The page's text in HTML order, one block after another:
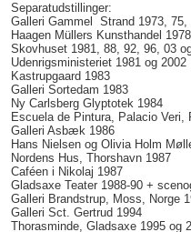
Separatudstillinger:
Galleri Gammel Strand 1973, 75,
Haagen Müllers Kunsthandel
Skovhuset 1981, 88, 92, 96, 03
Udenrigsministeriet 1981 og 2002
Kastrupgaard 1983
Galleri Sortedam 1983
Ny Carlsberg Glyptotek 1984
Escuela de Pintura, Palacio Veri,
Galleri Asbæk 1986
Hans Nielsen og Olivia Holm
Nordens Hus, Thorshavn 1987
Caféen i Nikolaj 1987
Gladsaxe Teater 1988-90 +
Galleri Brandstrup, Moss, Norge
Galleri Sct. Gertrud 1994
Thorasminde, Gladsaxe 1995 og